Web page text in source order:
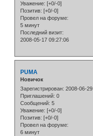
Уважение: [+0/-0]
Позитив: [+0/-0]
Провел на форуме:
5 минут
Последний визит:
2008-05-17 09:27:06
PUMA
Новичок
Зарегистрирован: 2008-06-29
Приглашений: 0
Сообщений: 5
Уважение: [+0/-0]
Позитив: [+0/-0]
Провел на форуме:
6 минут